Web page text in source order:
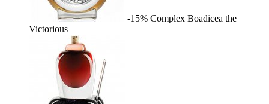
-15% Complex Boadicea the
Victorious